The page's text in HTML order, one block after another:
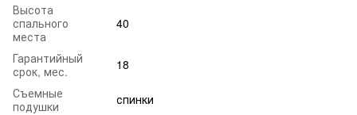
Высота
спального
места
40
Гарантийный
срок, мес.
18
Съемные
подушки
спинки